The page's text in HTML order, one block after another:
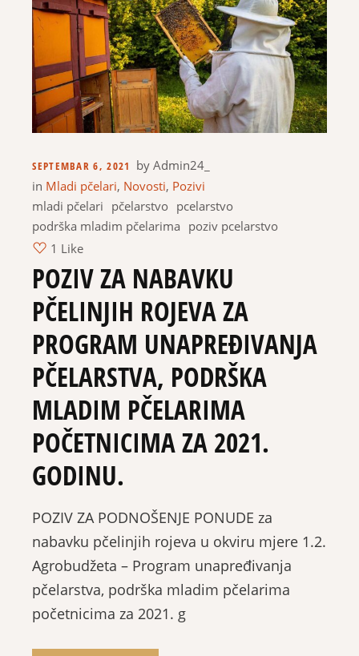
SEPTEMBAR 6, 2021 by Admin24_
in Mladi pčelari, Novosti, Pozivi
mladi pčelari pčelarstvo pcelarstvo
podrška mladim pčelarima poziv pcelarstvo
1 Like
POZIV ZA NABAVKU
PČELINJIH ROJEVA ZA
PROGRAM UNAPREĐIVANJA
PČELARSTVA, PODRŠKA
MLADIM PČELARIMA
POČETNICIMA ZA 2021.
GODINU.
POZIV ZA PODNOŠENJE PONUDE za
nabavku pčelinjih rojeva u okviru mjere 1.2.
Agrobudžeta – Program unapređivanja
pčelarstva, podrška mladim pčelarima
početnicima za 2021. g